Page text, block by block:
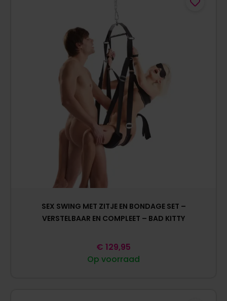
SEX SWING MET ZITJE EN BONDAGE SET –
VERSTELBAAR EN COMPLEET – BAD KITTY
Op voorraad
€ 129,95